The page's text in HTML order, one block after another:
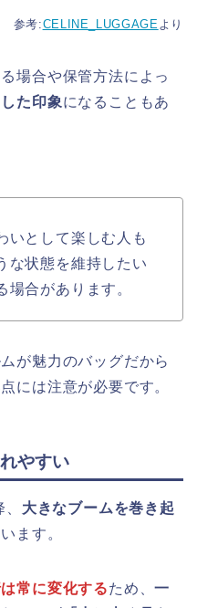
参考:CELINE_LUGGAGE より
場合や保管方法によっ
た印象になることもあ
いとして楽しむ人も
な状態を維持したい
場合があります。
が魅力のバッグだから
には注意が必要です。
やすい
大きなブームを巻き起
ます。
常に変化するため、一